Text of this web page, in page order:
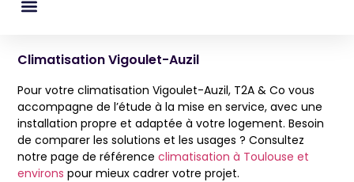
Climatisation Vigoulet-Auzil
Pour votre climatisation Vigoulet-Auzil, T2A & Co vous
accompagne de l’étude à la mise en service, avec une
installation propre et adaptée à votre logement. Besoin
de comparer les solutions et les usages ? Consultez
notre page de référenceclimatisation à Toulouse et
environs pour mieux cadrer votre projet.